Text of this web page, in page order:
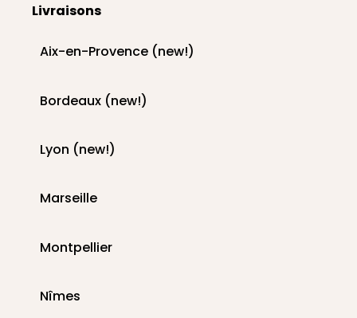
Livraisons
Aix-en-Provence (new!)
Bordeaux (new!)
Lyon (new!)
Marseille
Montpellier
Nîmes